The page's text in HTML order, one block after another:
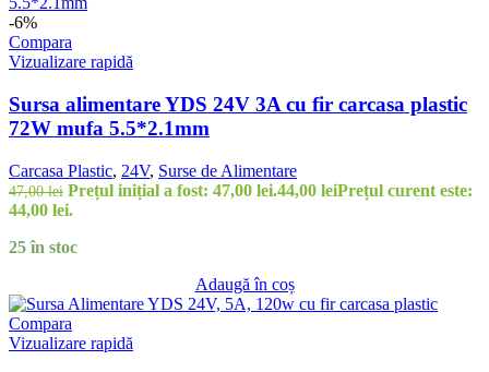
-6%
Compara
Vizualizare rapidă
Sursa alimentare YDS 24V 3A cu fir carcasa plastic
72W mufa 5.5*2.1mm
Carcasa Plastic, 24V, Surse de Alimentare
47,00lei Prețul inițial a fost: 47,00 lei.44,00 leiPrețul curent este:
44,00 lei.
25 în stoc
Adaugă în coș
Compara
Vizualizare rapidă